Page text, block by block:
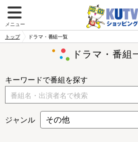
メニュー
トップ ドラマ・番組一覧
ドラマ・番組
キーワードで番組を探す
ジャンル